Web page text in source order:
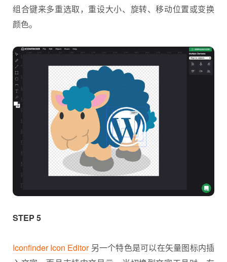
组合键来多重选取，重设大小、旋转、移动位置或变换
颜色。
STEP 5
Iconfinder Icon Editor另一个特色是可以在矢量图标内插